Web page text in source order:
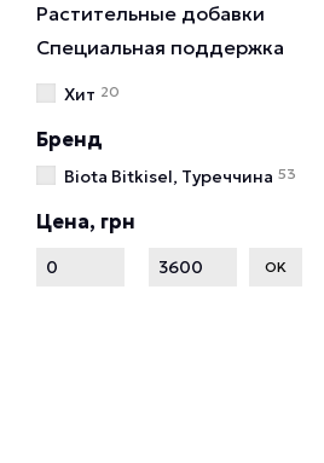
Растительные добавки
Специальная поддержка
Хит 20
Бренд
Biota Bitkisel, Туреччина 53
Цена, грн
От Цена, грн
До Цена, грн OK